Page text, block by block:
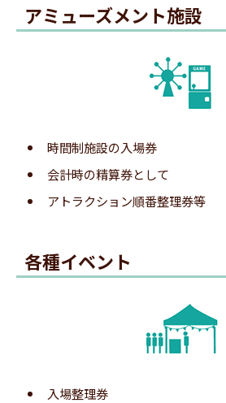
登録完了の自動返信メールが
6.呼出メール受信
アミューズメント施設
時間制施設の入場券
会計時の精算券として
アトラクション順番整理券等
各種イベント
入場整理券